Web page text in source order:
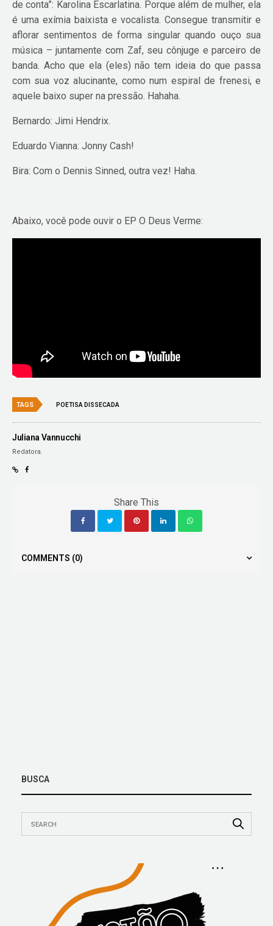
de conta”: Karolina Escarlatina. Porque além de mulher, ela
é uma exímia baixista e vocalista. Consegue transmitir e
aflorar sentimentos de forma singular quando ouço sua
música – juntamente com Zaf, seu cônjuge e parceiro de
banda. Acho que ela (eles) não tem ideia do que passa
com sua voz alucinante, como num espiral de frenesi, e
aquele baixo super na pressão. Hahaha.
Bernardo: Jimi Hendrix.
Eduardo Vianna: Jonny Cash!
Bira: Com o Dennis Sinned, outra vez! Haha.
Abaixo, você pode ouvir o EP O Deus Verme:
TAGS POETISA DISSECADA
Juliana Vannucchi
Redatora.
Share This
COMMENTS (0)
BUSCA